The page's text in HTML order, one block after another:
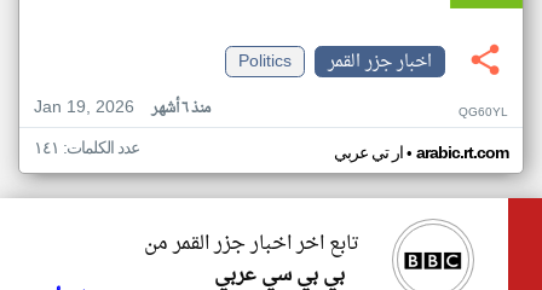
اخبار جزر القمر
Politics
Jan 19, 2026
منذ ٦ أشهر QG60YL
ار تي عربي• arabic.rt.com عدد الكلمات: ١٤١
تابع اخر اخبار جزر القمر من
بي بي سي عربي